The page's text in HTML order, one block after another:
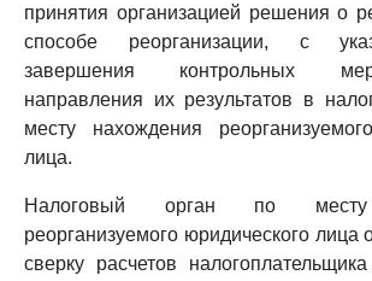
принятия организацией решения о
способе реорганизации, с
завершения контрольных
направления их результатов в
месту нахождения
лица.
Налоговый орган по месту
реорганизуемого юридического лица
сверку расчетов